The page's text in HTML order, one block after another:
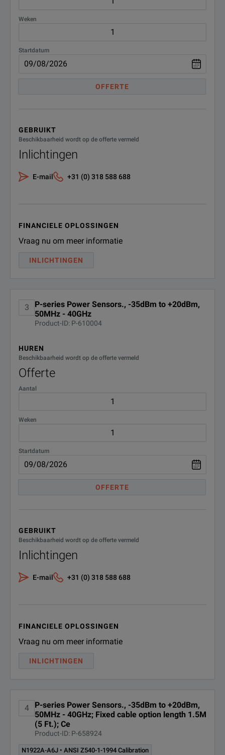
3MW
Warranty, 3mth for included
Weken
Startdatum
OFFERTE
GEBRUIKT
Beschikbaarheid wordt op de offerte vermeld
Inlichtingen
E-mail +31 (0) 318 588 688
FINANCIELE OPLOSSINGEN
Vraag nu om meer informatie
INLICHTINGEN
3
P-series Power Sensors., -35dBm to +20dBm,
50MHz - 40GHz
Product-ID: P-610004
HUREN
Beschikbaarheid wordt op de offerte vermeld
Offerte
Aantal
Weken
Startdatum
OFFERTE
GEBRUIKT
Beschikbaarheid wordt op de offerte vermeld
Inlichtingen
E-mail +31 (0) 318 588 688
FINANCIELE OPLOSSINGEN
Vraag nu om meer informatie
INLICHTINGEN
4
P-series Power Sensors., -35dBm to +20dBm,
50MHz - 40GHz; Fixed cable option length 1.5M
(5 Ft.); Ce
Product-ID: P-658924
N1922A-A6J • ANSI Z540-1-1994 Calibration